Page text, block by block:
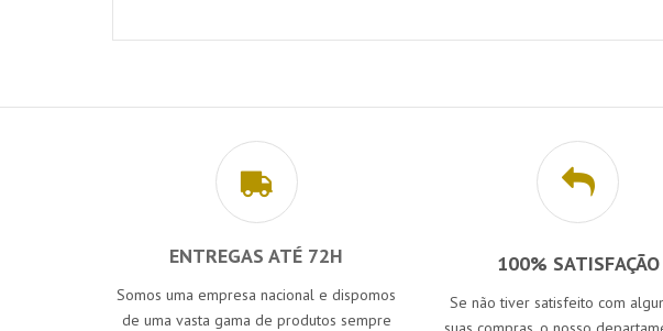
ENTREGAS ATÉ 72H
Somos uma empresa nacional e dispomos
de uma vasta gama de produtos sempre
100% SATISFAÇÃO
Se não tiver satisfeito com